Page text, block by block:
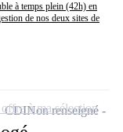
à temps plein (42h) en
de nos deux sites de
CDINon renseigné
à ma sélection